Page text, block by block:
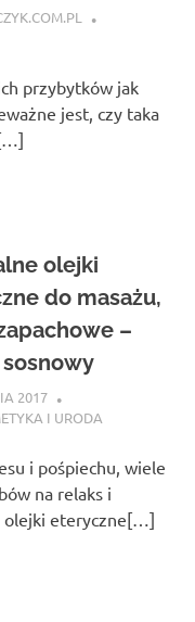
przybytków jak
jest, czy taka
olejki
do masażu,
–
2017
I URODA
i pośpiechu, wiele
na relaks i
olejki eteryczne[…]